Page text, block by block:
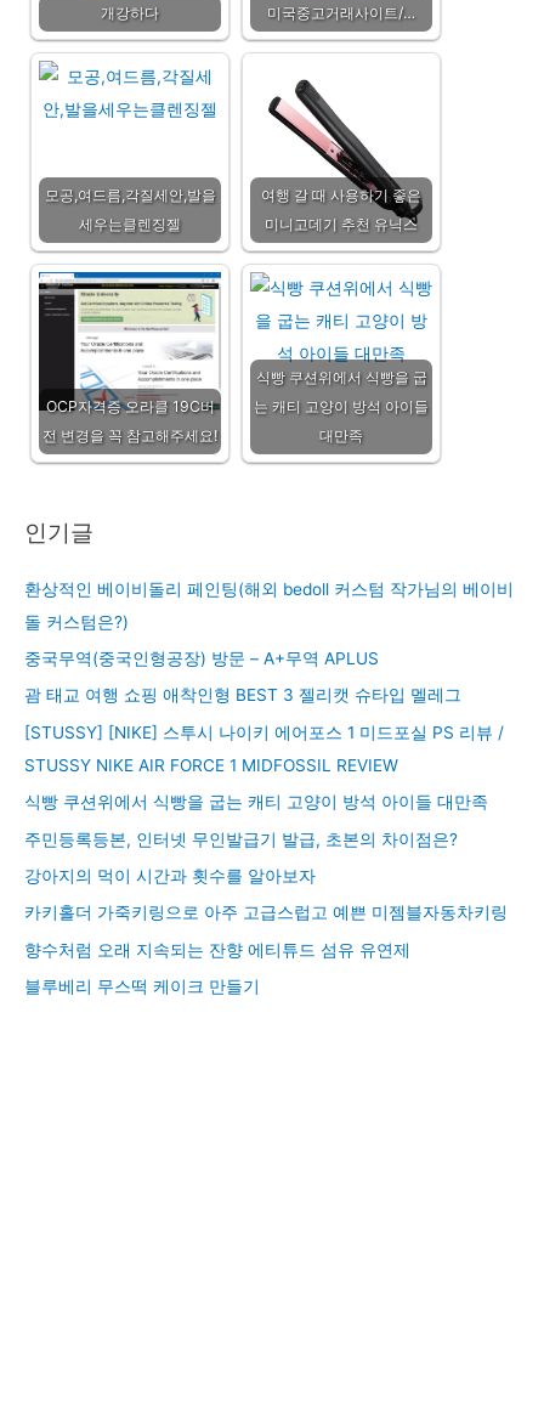
개강하다
미국중고거래사이트/…
모공,여드름,각질세안,발을
세우는클렌징젤
여행 갈 때 사용하기 좋은
미니고데기 추천 유닉스
OCP자격증 오라클 19C버
전 변경을 꼭 참고해주세요!
식빵 쿠션위에서 식빵을 굽
는 캐티 고양이 방석 아이들
대만족
인기글
환상적인 베이비돌리 페인팅(해외 bedoll 커스텀 작가님의 베이비
돌 커스텀은?)
중국무역(중국인형공장) 방문 – A+무역 APLUS
괌 태교 여행 쇼핑 애착인형 BEST 3 젤리캣 슈타입 멜레그
[STUSSY] [NIKE] 스투시 나이키 에어포스 1 미드포실 PS 리뷰 /
STUSSY NIKE AIR FORCE 1 MIDFOSSIL REVIEW
식빵 쿠션위에서 식빵을 굽는 캐티 고양이 방석 아이들 대만족
주민등록등본, 인터넷 무인발급기 발급, 초본의 차이점은?
강아지의 먹이 시간과 횟수를 알아보자
카키홀더 가죽키링으로 아주 고급스럽고 예쁜 미젬블자동차키링
향수처럼 오래 지속되는 잔향 에티튜드 섬유 유연제
블루베리 무스떡 케이크 만들기